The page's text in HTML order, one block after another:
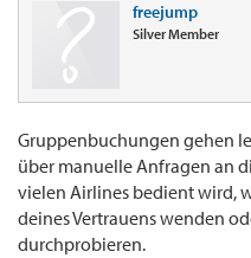
freejump
Silver Member
Gruppenbuchungen gehen
über manuelle Anfragen an
vielen Airlines bedient wird,
deines Vertrauens wenden
durchprobieren.